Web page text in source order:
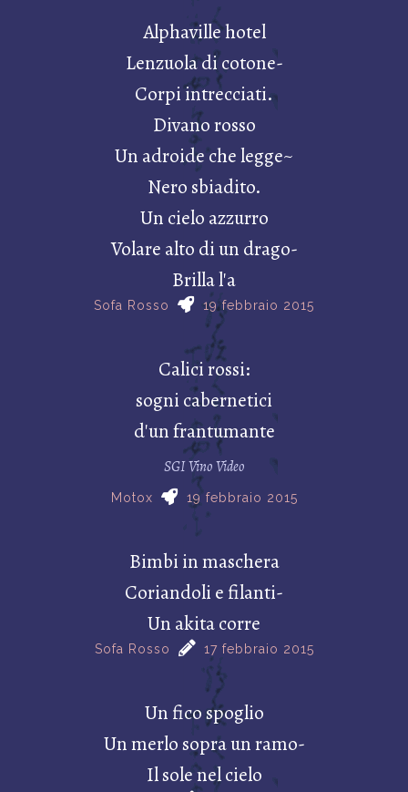
Alphaville hotel
Lenzuola di cotone-
Corpi intrecciati.
Divano rosso
Un adroide che legge~
Nero sbiadito.
Un cielo azzurro
Volare alto di un drago-
Brilla l'a
Sofa Rosso 19 febbraio 2015
Calici rossi:
sogni cabernetici
d'un frantumante
SGI Vino Video
Motox 19 febbraio 2015
Bimbi in maschera
Coriandoli e filanti-
Un akita corre
Sofa Rosso 17 febbraio 2015
Un fico spoglio
Un merlo sopra un ramo-
Il sole nel cielo